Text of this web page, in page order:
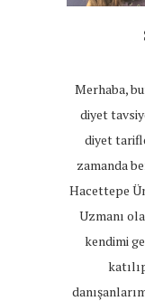
Merhaba,
diyet
diyet
zamanda
Hacettepe
Uzmanı
kendimi